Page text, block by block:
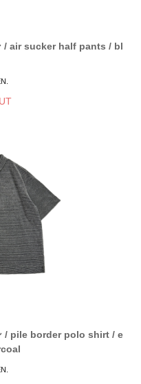
/ air sucker half pants / bl
/ pile border polo shirt / e